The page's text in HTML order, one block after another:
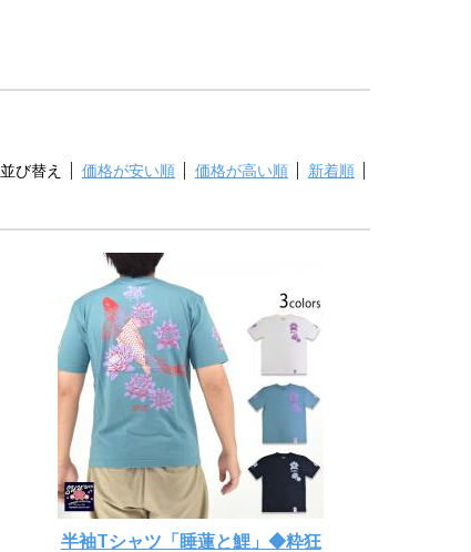
並び替え 価格が安い順 価格が高い順 新着順
半袖Tシャツ「睡蓮と鯉」◆粋狂